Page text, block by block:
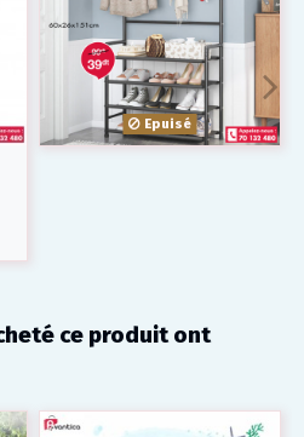
Epuisé
ce produit ont